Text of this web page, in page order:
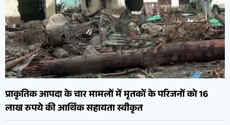
प्राकृतिक आपदा के चार मामलों में मृतकों के परिजनों को 16
लाख रुपये की आर्थिक सहायता स्वीकृत